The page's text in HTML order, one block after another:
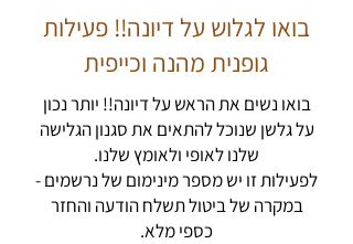
בואו לגלוש על דיונה!! פעילות
גופנית מהנה וכייפית
בואו נשים את הראש על דיונה!! יותר נכון
על גלשן שנוכל להתאים את סגנון הגלישה
שלנו לאופי ולאומץ שלנו.
לפעילות זו יש מספר מינימום של נרשמים -
במקרה של ביטול תשלח הודעה והחזר
כספי מלא.